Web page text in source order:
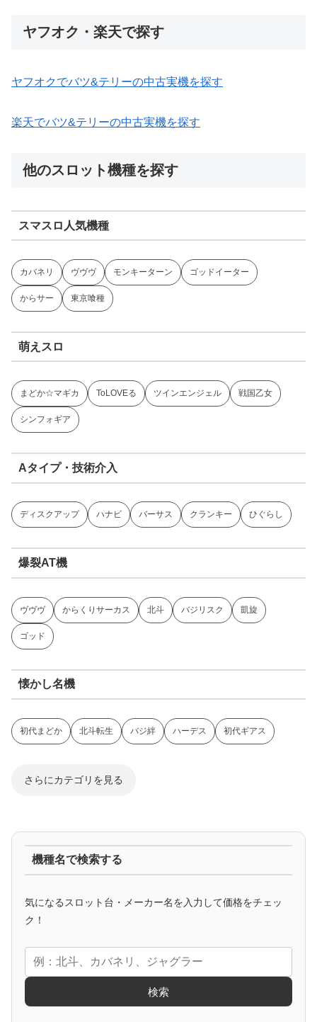
ヤフオク・楽天で探す
ヤフオクでバツ&テリーの中古実機を探す
楽天でバツ&テリーの中古実機を探す
他のスロット機種を探す
スマスロ人気機種
カバネリ ヴヴヴ モンキーターン ゴッドイーター
からサー 東京喰種
萌えスロ
まどか☆マギカ ToLOVEる ツインエンジェル 戦国乙女
シンフォギア
Aタイプ・技術介入
ディスクアップ ハナビ バーサス クランキー ひぐらし
爆裂AT機
ヴヴヴ からくりサーカス 北斗 バジリスク 凱旋
ゴッド
懐かし名機
初代まどか 北斗転生 バジ絆 ハーデス 初代ギアス
さらにカテゴリを見る
アニメタイアップ
エヴァ コードギアス 化物語 炎炎ノ消防隊
機種名で検索する
気になるスロット台・メーカー名を入力して価格をチェッ
ク！
検索